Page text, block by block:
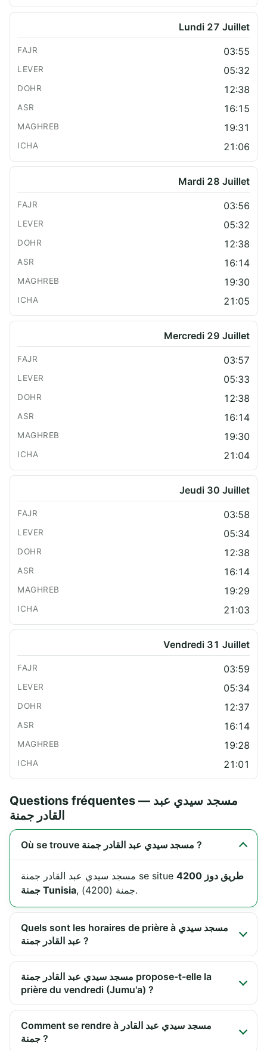
Lundi 27 Juillet
03:55
05:32
12:38
16:15
19:31
21:06
Mardi 28 Juillet
03:56
05:32
12:38
16:14
19:30
21:05
Mercredi 29 Juillet
03:57
05:33
12:38
16:14
19:30
21:04
Jeudi 30 Juillet
03:58
05:34
12:38
16:14
19:29
21:03
Vendredi 31 Juillet
03:59
05:34
12:37
16:14
19:28
21:01
Questions fréquentes — مسجد سيدي عبد
القادر جمنة
Où se trouve مسجد سيدي عبد القادر جمنة ?
مسجد سيدي عبد القادر جمنة se situe طريق دوز 4200
جمنة Tunisia
, جمنة (4200).
Quels sont les horaires de prière à مسجد سيدي
عبد القادر جمنة ?
مسجد سيدي عبد القادر جمنة propose-t-elle la
prière du vendredi (Jumu'a) ?
Comment se rendre à مسجد سيدي عبد القادر
جمنة ?